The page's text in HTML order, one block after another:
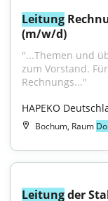
Leitung
(m/w/d)
"...Themen und
zum Vorstand.
Rechnungs..."
HAPEKO
Bochum, Raum
Leitung der